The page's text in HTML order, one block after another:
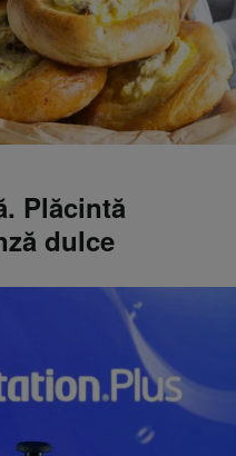
Plăcintă
dulce